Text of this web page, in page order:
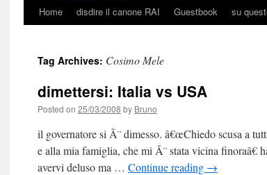
Skip
content
Home disdire il canone RAI Guestbook su
Tag Archives: Cosimo Mele
dimettersi: Italia vs USA
Posted on 25/03/2008 by Bruno
il governatore si Ã¨ dimesso. â€œChiedo scusa a
e alla mia famiglia, che mi Ã¨ stata vicina
avervi deluso ma … Continue reading →